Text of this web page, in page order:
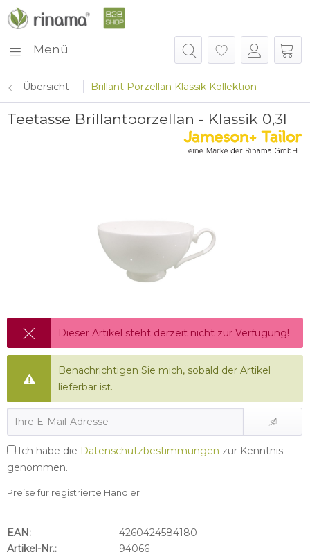
Menü
Übersicht Brillant Porzellan Klassik Kollektion
Teetasse Brillantporzellan - Klassik 0,3l
Dieser Artikel steht derzeit nicht zur Verfügung!
Benachrichtigen Sie mich, sobald der Artikel
lieferbar ist.
Ich habe die Datenschutzbestimmungen zur Kenntnis
genommen.
Preise für registrierte Händler
EAN:
4260424584180
Artikel-Nr.:
94066